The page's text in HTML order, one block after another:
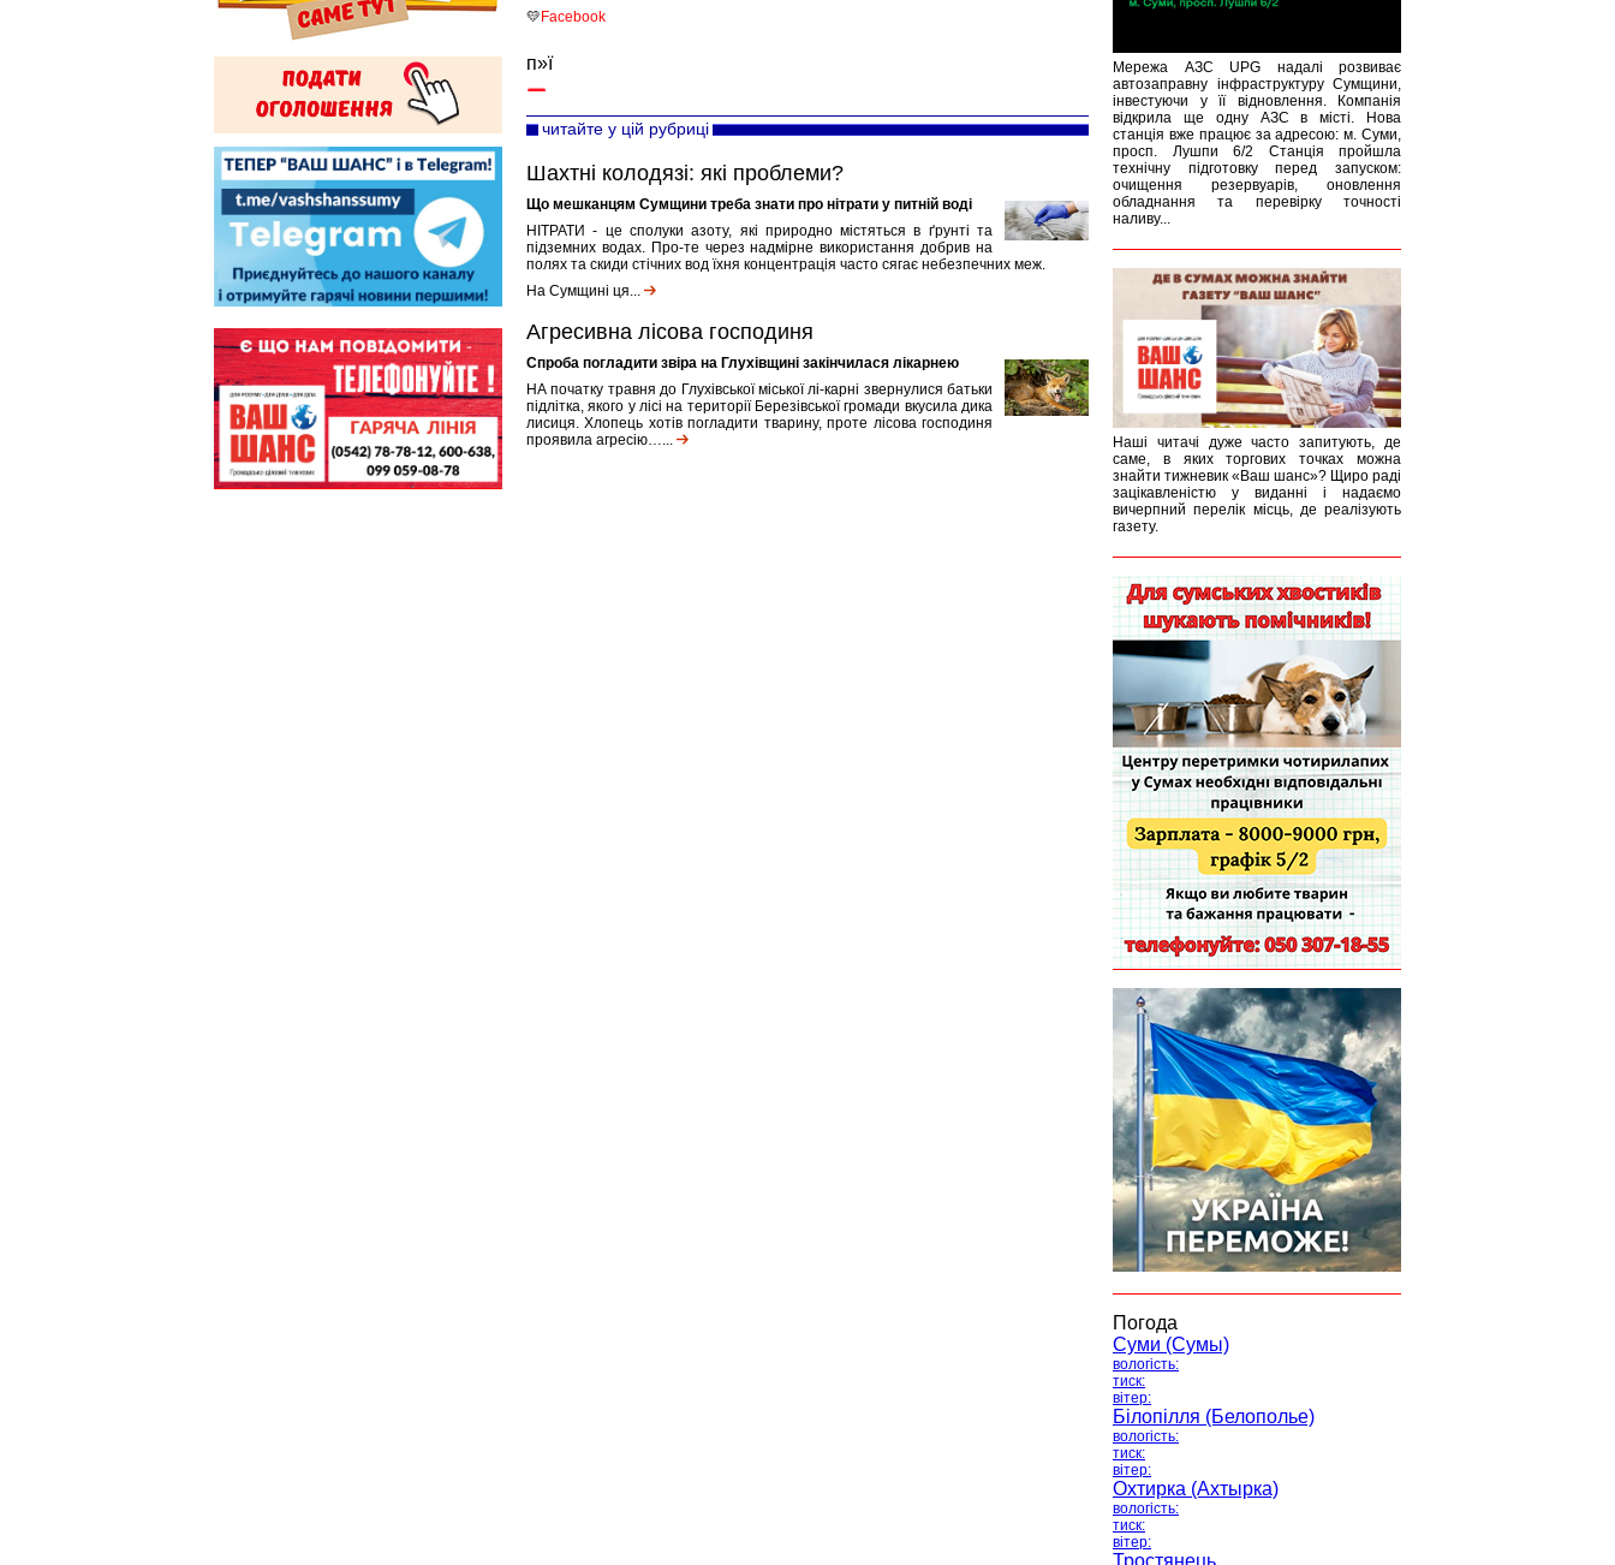
💛 Facebook
п»ї
читайте у цій рубриці
Шахтні колодязі: які проблеми?
Що мешканцям Сумщини треба знати про нітрати у питній воді
НІТРАТИ - це сполуки азоту, які природно містяться в ґрунті та
підземних водах. Про-те через надмірне використання добрив на
полях та скиди стічних вод їхня концентрація часто сягає небезпечних меж.
На Сумщині ця...
Агресивна лісова господиня
Спроба погладити звіра на Глухівщині закінчилася лікарнею
НА початку травня до Глухівської міської лі-карні звернулися батьки
підлітка, якого у лісі на території Березівської громади вкусила дика
лисиця. Хлопець хотів погладити тварину, проте лісова господиня
проявила агресію…...
Мережа АЗС UPG надалі розвиває
автозаправну інфраструктуру Сумщини,
інвестуючи у її відновлення. Компанія
відкрила ще одну АЗС в місті. Нова
станція вже працює за адресою: м. Суми,
просп. Лушпи 6/2 Станція пройшла
технічну підготовку перед запуском:
очищення резервуарів, оновлення
обладнання та перевірку точності
наливу...
Наші читачі дуже часто запитують, де
саме, в яких торгових точках можна
знайти тижневик «Ваш шанс»? Щиро раді
зацікавленістю у виданні і надаємо
вичерпний перелік місць, де реалізують
газету.
Погода
Суми (Сумы)
вологість:
тиск:
вітер:
Білопілля (Белополье)
вологість:
тиск:
вітер:
Охтирка (Ахтырка)
вологість:
тиск:
вітер:
Тростянець